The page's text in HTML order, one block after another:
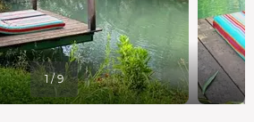
1 / 9